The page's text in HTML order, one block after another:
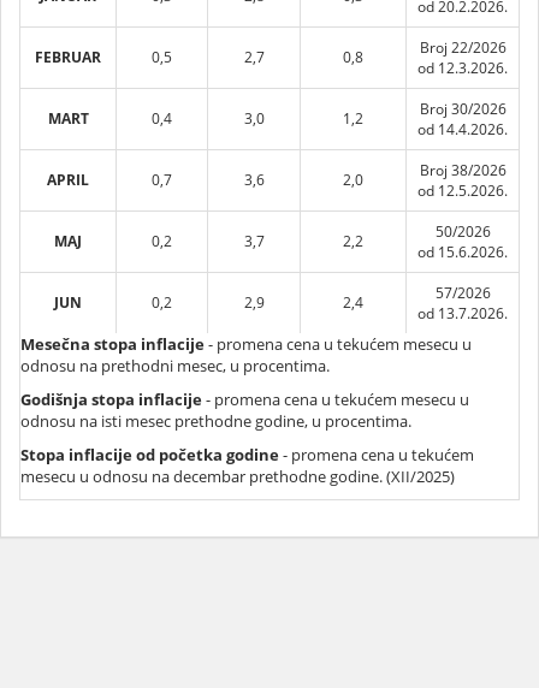
od 20.2.2026.
FEBRUAR 0,5 2,7 0,8
Broj 22/2026
od 12.3.2026.
MART 0,4 3,0 1,2
Broj 30/2026
od 14.4.2026.
APRIL 0,7 3,6 2,0
Broj 38/2026
od 12.5.2026.
MAJ 0,2 3,7 2,2
50/2026
od 15.6.2026.
JUN 0,2 2,9 2,4
57/2026
od 13.7.2026.
Mesečna stopa inflacije- promena cena u tekućem mesecu u
odnosu na prethodni mesec, u procentima.
Godišnja stopa inflacije- promena cena u tekućem mesecu u
odnosu na isti mesec prethodne godine, u procentima.
Stopa inflacije od početka godine- promena cena u tekućem
mesecu u odnosu na decembar prethodne godine. (XII/2025)